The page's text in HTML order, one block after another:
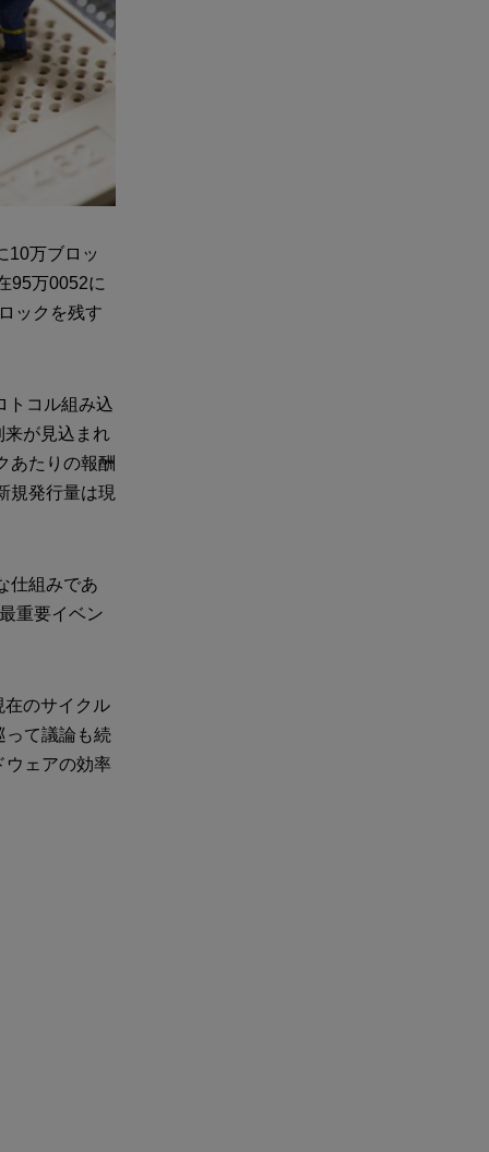
10万ブロッ
95万0052に
ックを残す
トコル組み込
来が見込まれ
あたりの報酬
規発行量は現
仕組みであ
重要イベン
在のサイクル
って議論も続
ウェアの効率